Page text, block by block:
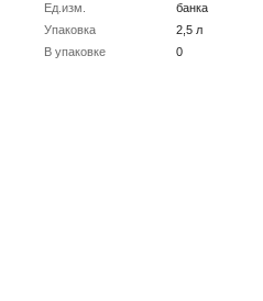
Ед.изм.
банка
Упаковка
2,5 л
В упаковке
0